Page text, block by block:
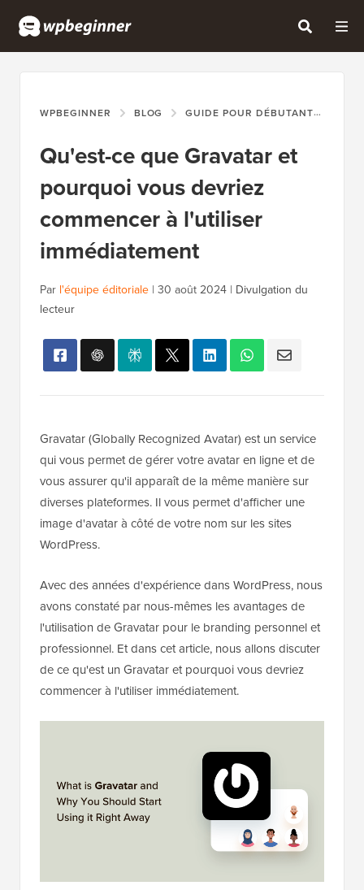
WPBEGINNER BLOG GUIDE POUR DÉBUTANTS
Qu'est-ce que Gravatar et
pourquoi vous devriez
commencer à l'utiliser
immédiatement
Par l'équipe éditoriale | 30 août 2024 | Divulgation du
lecteur
Gravatar (Globally Recognized Avatar) est un service
qui vous permet de gérer votre avatar en ligne et de
vous assurer qu'il apparaît de la même manière sur
diverses plateformes. Il vous permet d'afficher une
image d'avatar à côté de votre nom sur les sites
WordPress.
Avec des années d'expérience dans WordPress, nous
avons constaté par nous-mêmes les avantages de
l'utilisation de Gravatar pour le branding personnel et
professionnel. Et dans cet article, nous allons discuter
de ce qu'est un Gravatar et pourquoi vous devriez
commencer à l'utiliser immédiatement.